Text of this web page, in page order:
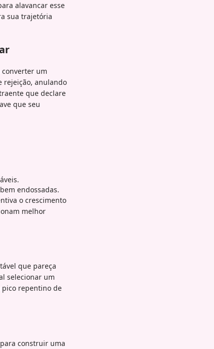
alavancar esse
sua trajetória
um
rejeição, anulando
que declare
que seu
endossadas.
o crescimento
melhor
que pareça
selecionar um
pico repentino de
construir uma